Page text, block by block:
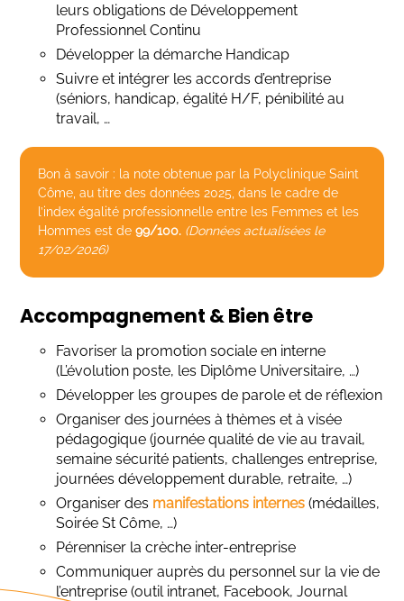
leurs obligations de Développement
Professionnel Continu
Développer la démarche Handicap
Suivre et intégrer les accords d’entreprise
(séniors, handicap, égalité H/F, pénibilité au
travail, …
Bon à savoir : la note obtenue par la Polyclinique Saint
Côme, au titre des données 2025, dans le cadre de
l’index égalité professionnelle entre les Femmes et les
Hommes est de99/100. (Données actualisées le
17/02/2026)
Accompagnement & Bien être
Favoriser la promotion sociale en interne
(L’évolution poste, les Diplôme Universitaire, …)
Développer les groupes de parole et de réflexion
Organiser des journées à thèmes et à visée
pédagogique (journée qualité de vie au travail,
semaine sécurité patients, challenges entreprise,
journées développement durable, retraite, …)
Organiser des manifestations internes (médailles,
Soirée St Côme, …)
Pérenniser la crèche inter-entreprise
Communiquer auprès du personnel sur la vie de
l’entreprise (outil intranet, Facebook, Journal